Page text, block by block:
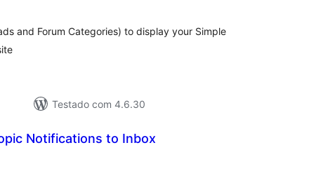
and Forum Categories) to display your Simple
Testado com 4.6.30
Notifications to Inbox